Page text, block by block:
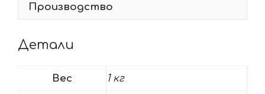
Производство
Детали
Вес 1 кг